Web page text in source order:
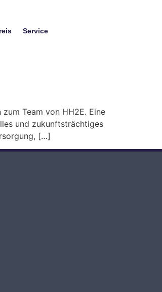
Service
Team von HH2E. Eine
und zukunftsträchtiges
[…]